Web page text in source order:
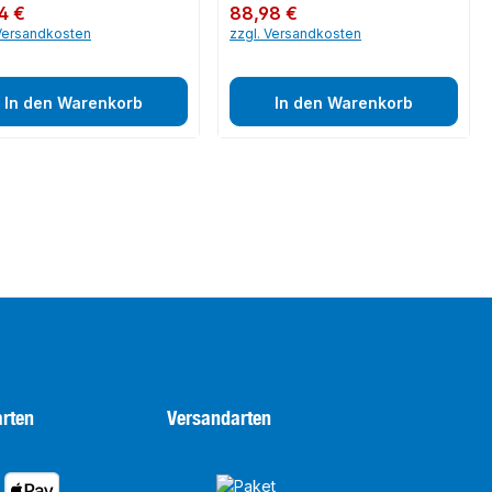
Preis:
€
In den Warenkorb
Regulärer Preis:
88,98 €
zzgl. Versandkosten
In den Warenkorb
Versandarten